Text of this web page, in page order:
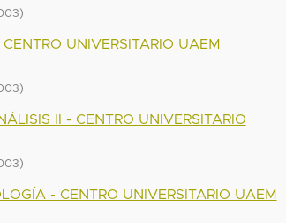
)
UNIVERSITARIO UAEM
)
II - CENTRO UNIVERSITARIO
)
- CENTRO UNIVERSITARIO UAEM